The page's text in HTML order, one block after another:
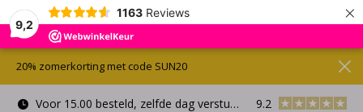
9,2
1163 Reviews ×
Voor 15.00 besteld, zelfde dag verstuurd Gratis
9.2
20% zomerkorting met code SUN20